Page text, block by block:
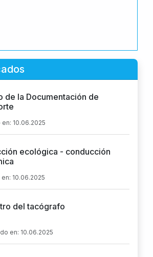
de la Documentación de
10.06.2025
ecológica - conducción
10.06.2025
del tacógrafo
en: 10.06.2025